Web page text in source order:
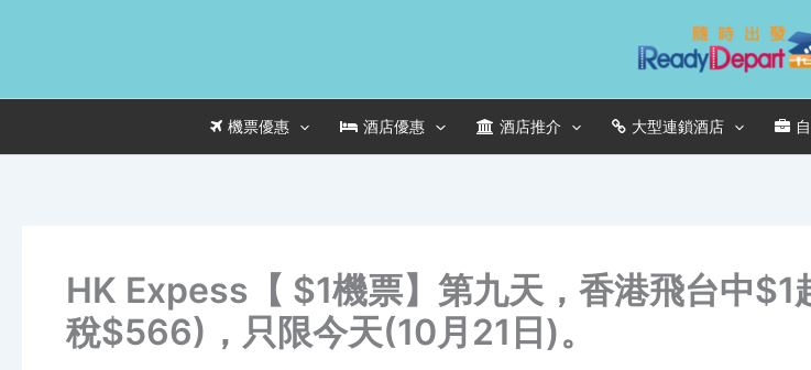
機票優惠 酒店優惠 酒店推介 大型連鎖酒店
HK Expess【 $1機票】第九天，香港飛台中$1
稅$566)，只限今天(10月21日)。